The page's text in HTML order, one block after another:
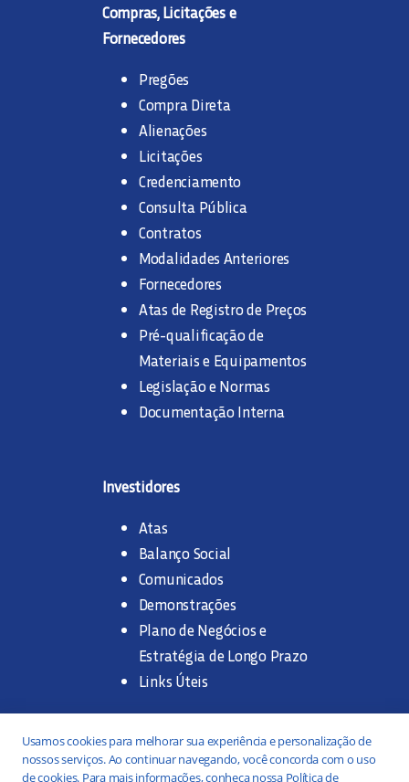
Compras, Licitações e
Fornecedores
Pregões
Compra Direta
Alienações
Licitações
Credenciamento
Consulta Pública
Contratos
Modalidades Anteriores
Fornecedores
Atas de Registro de Preços
Pré-qualificação de
Materiais e Equipamentos
Legislação e Normas
Documentação Interna
Investidores
Atas
Balanço Social
Comunicados
Demonstrações
Plano de Negócios e
Estratégia de Longo Prazo
Links Úteis
Trabalhe na SANASA
Usamos cookies para melhorar sua experiência e personalização de
nossos serviços. Ao continuar navegando, você concorda com o uso
de cookies. Para mais informações, conheça nossa Política de